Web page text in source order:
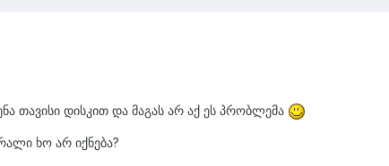
თავისი დისკით და მაგას არ აქ ეს პრობლემა
ხო არ იქნება?